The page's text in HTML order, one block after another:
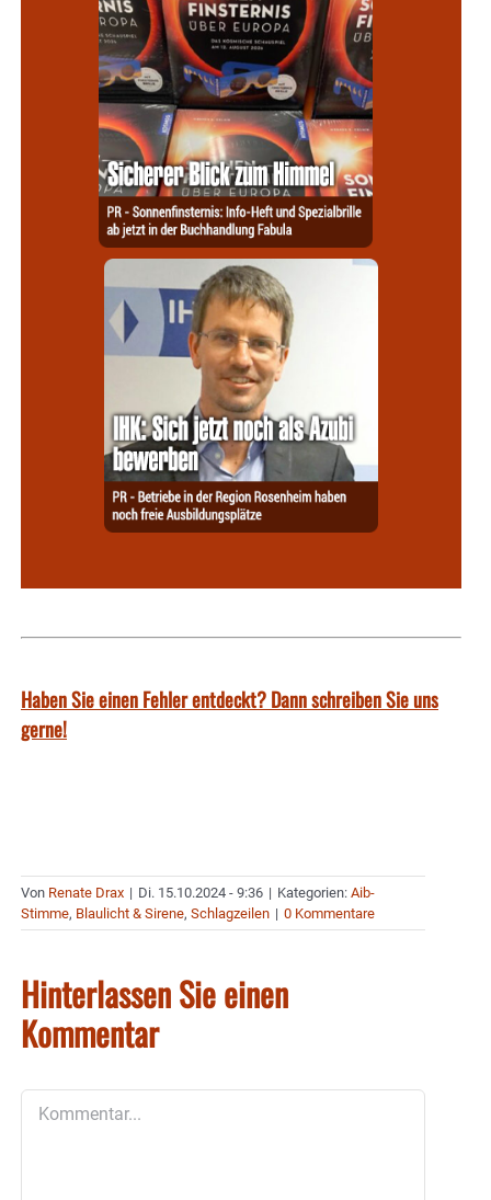
Haben Sie einen Fehler entdeckt? Dann schreiben Sie uns
gerne!
Von Renate Drax | Di. 15.10.2024 - 9:36 | Kategorien: Aib-
Stimme, Blaulicht & Sirene, Schlagzeilen | 0 Kommentare
Hinterlassen Sie einen
Kommentar